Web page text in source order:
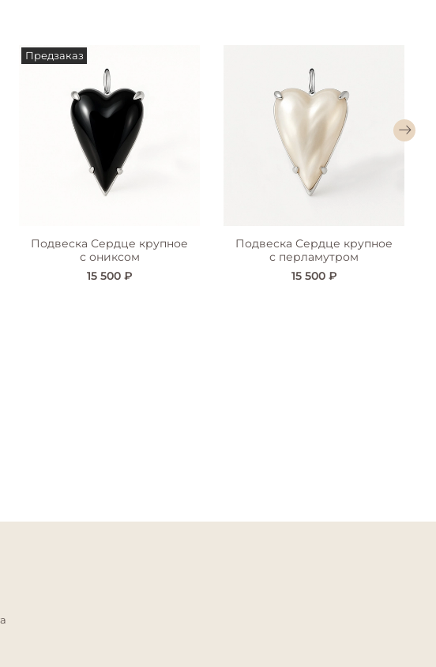
Предзаказ
Подвеска Сердце крупное
с ониксом
15 500 ₽
Подвеска Сердце крупное
с перламутром
15 500 ₽